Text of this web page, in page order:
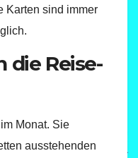
Karten sind immer
die Reise-
Monat. Sie
ausstehenden